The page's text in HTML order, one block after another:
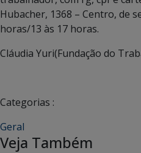
Hubacher, 1368 – Centro, de
horas/13 às 17 horas.
Cláudia Yuri(Fundação do
Categorias :
Geral
Veja Também